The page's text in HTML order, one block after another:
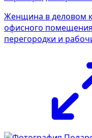
Женщина в деловом
офисного
перегородки и